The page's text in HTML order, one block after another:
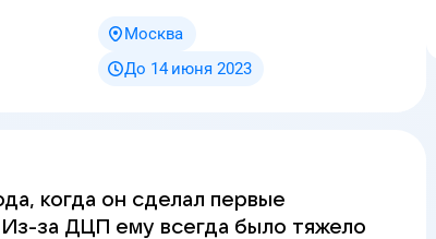
Москва
До 14 июня 2023
когда он сделал первые
за ДЦП ему всегда было тяжело